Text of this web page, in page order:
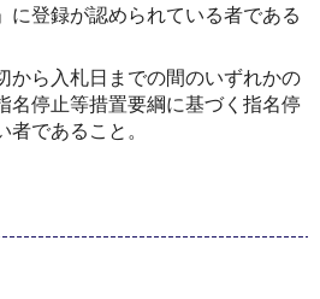
に登録が認められている者である
から入札日までの間のいずれかの
名停止等措置要綱に基づく指名停
者であること。